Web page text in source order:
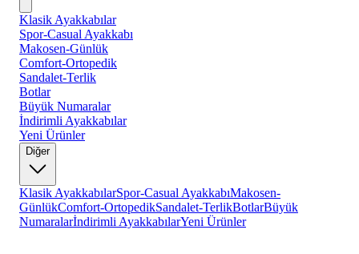
Klasik Ayakkabılar
Spor-Casual Ayakkabı
Makosen-Günlük
Comfort-Ortopedik
Sandalet-Terlik
Botlar
Büyük Numaralar
İndirimli Ayakkabılar
Yeni Ürünler
Diğer
Klasik AyakkabılarSpor-Casual AyakkabıMakosen-
GünlükComfort-OrtopedikSandalet-TerlikBotlarBüyük
Numaralarİndirimli AyakkabılarYeni Ürünler